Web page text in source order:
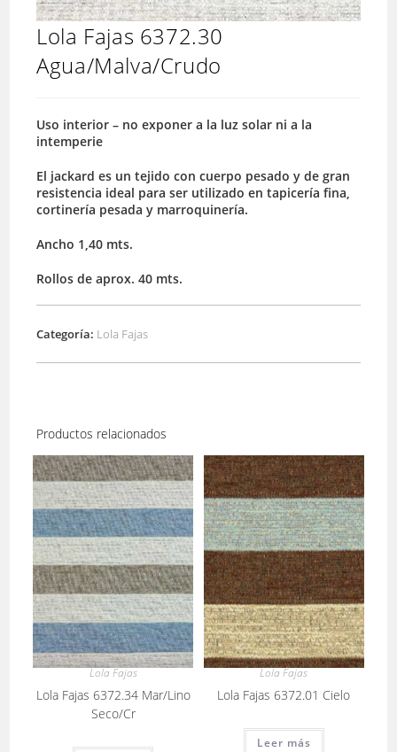
Lola Fajas 6372.30
Agua/Malva/Crudo
Uso interior – no exponer a la luz solar ni a la
intemperie
El jackard es un tejido con cuerpo pesado y de gran
resistencia ideal para ser utilizado en tapicería fina,
cortinería pesada y marroquinería.
Ancho 1,40 mts.
Rollos de aprox. 40 mts.
Categoría: Lola Fajas
Productos relacionados
Lola Fajas
Lola Fajas 6372.34 Mar/Lino
Seco/Cr
Lola Fajas
Lola Fajas 6372.01 Cielo
Leer más